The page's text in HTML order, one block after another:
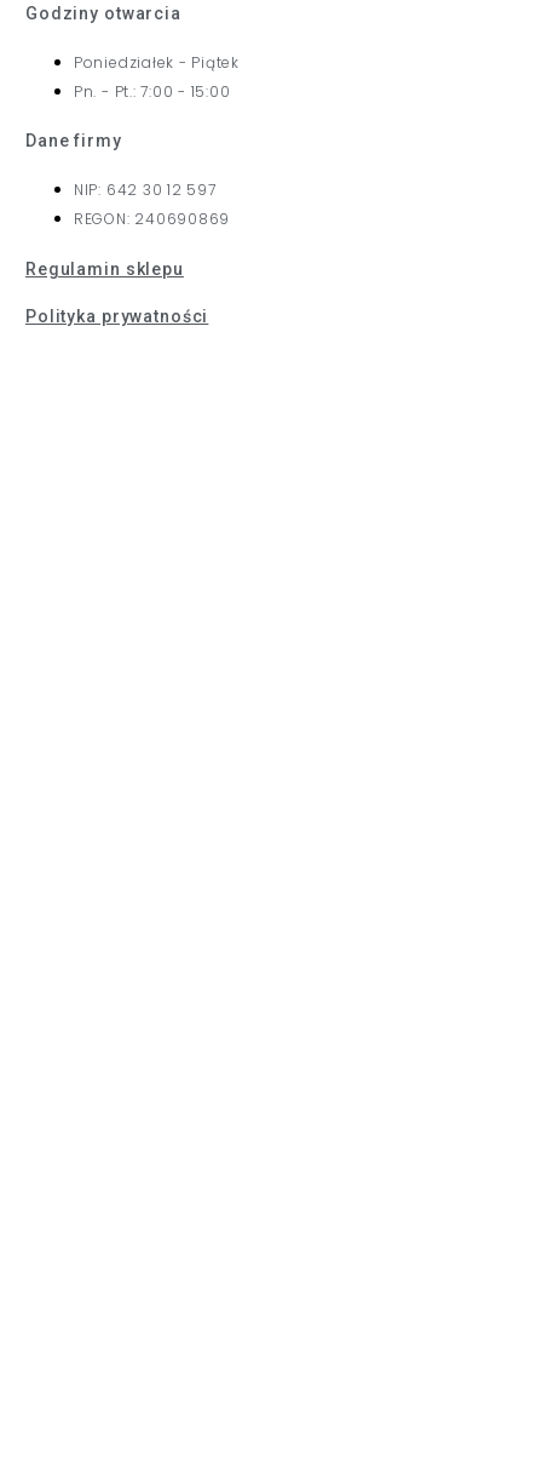
Godziny otwarcia
Poniedziałek - Piątek
Pn. - Pt.: 7:00 - 15:00
Dane firmy
NIP: 642 30 12 597
REGON: 240690869
Regulamin sklepu
Polityka prywatności